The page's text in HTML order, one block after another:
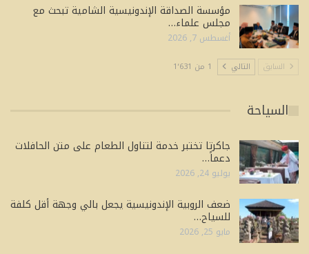
مؤسسة الصداقة الإندونيسية الشامية تبحث مع
مجلس علماء…
أغسطس 7, 2026
السابق التالي 1 من 1٬631
السياحة
جاكرتا تختبر خدمة لتناول الطعام على متن الحافلات
دعماً…
يوليو 24, 2026
ضعف الروبية الإندونيسية يجعل بالي وجهة أقل كلفة
للسياح…
مايو 25, 2026